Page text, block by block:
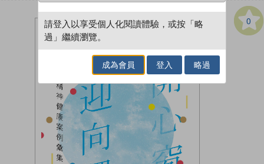
0
請登入以享受個人化閱讀體驗，或按「略
過」繼續瀏覽。
成為會員 登入 略過